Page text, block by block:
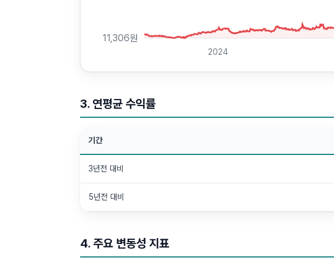
11,306원
2024
3. 연평균 수익률
기간
3년전 대비
5년전 대비
4. 주요 변동성 지표